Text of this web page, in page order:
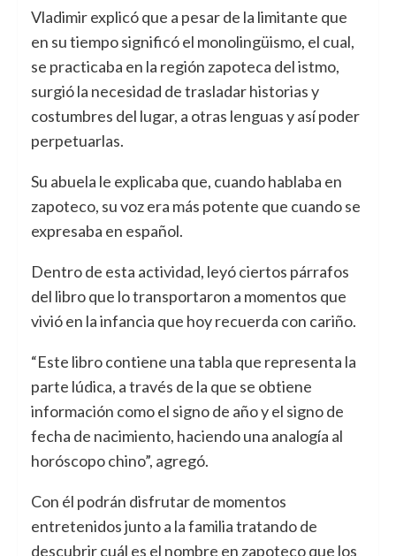
Vladimir explicó que a pesar de la limitante que
en su tiempo significó el monolingüismo, el cual,
se practicaba en la región zapoteca del istmo,
surgió la necesidad de trasladar historias y
costumbres del lugar, a otras lenguas y así poder
perpetuarlas.
Su abuela le explicaba que, cuando hablaba en
zapoteco, su voz era más potente que cuando se
expresaba en español.
Dentro de esta actividad, leyó ciertos párrafos
del libro que lo transportaron a momentos que
vivió en la infancia que hoy recuerda con cariño.
“Este libro contiene una tabla que representa la
parte lúdica, a través de la que se obtiene
información como el signo de año y el signo de
fecha de nacimiento, haciendo una analogía al
horóscopo chino”, agregó.
Con él podrán disfrutar de momentos
entretenidos junto a la familia tratando de
descubrir cuál es el nombre en zapoteco que los